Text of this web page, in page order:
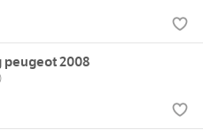
peugeot 2008